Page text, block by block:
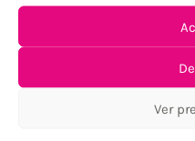
Ver
ENVÍOS
Para